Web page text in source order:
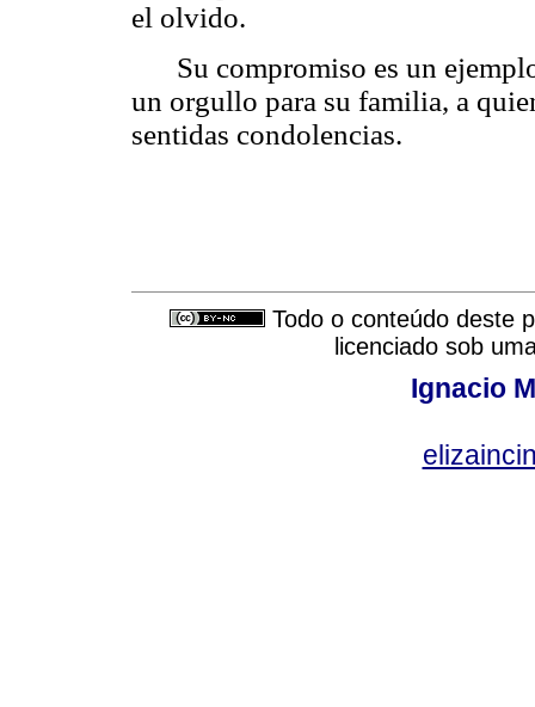
el olvido.
Su compromiso es un
un orgullo para su familia, a
sentidas condolencias.
Todo o conteúdo deste
licenciado sob
Ignacio